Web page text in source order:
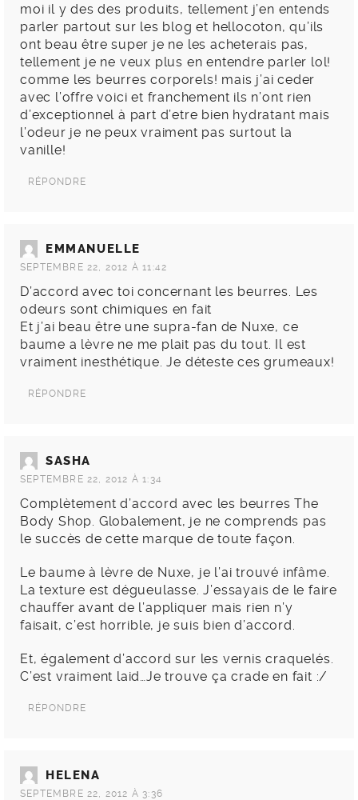
moi il y des des produits, tellement j’en entends
parler partout sur les blog et hellocoton, qu’ils
ont beau être super je ne les acheterais pas,
tellement je ne veux plus en entendre parler lol!
comme les beurres corporels! mais j’ai ceder
avec l’offre voici et franchement ils n’ont rien
d’exceptionnel à part d’etre bien hydratant mais
l’odeur je ne peux vraiment pas surtout la
vanille!
RÉPONDRE
EMMANUELLE
SEPTEMBRE 22, 2012 À 11:42
D’accord avec toi concernant les beurres. Les
odeurs sont chimiques en fait
Et j’ai beau être une supra-fan de Nuxe, ce
baume a lèvre ne me plait pas du tout. Il est
vraiment inesthétique. Je déteste ces grumeaux!
RÉPONDRE
SASHA
SEPTEMBRE 22, 2012 À 1:34
Complètement d’accord avec les beurres The
Body Shop. Globalement, je ne comprends pas
le succès de cette marque de toute façon.
Le baume à lèvre de Nuxe, je l’ai trouvé infâme.
La texture est dégueulasse. J’essayais de le faire
chauffer avant de l’appliquer mais rien n’y
faisait, c’est horrible, je suis bien d’accord.
Et, également d’accord sur les vernis craquelés.
C’est vraiment laid…Je trouve ça crade en fait :/
RÉPONDRE
HELENA
SEPTEMBRE 22, 2012 À 3:36